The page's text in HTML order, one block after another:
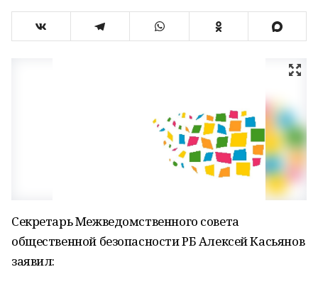
Секретарь Межведомственного совета
общественной безопасности РБ Алексей Касьянов
заявил: